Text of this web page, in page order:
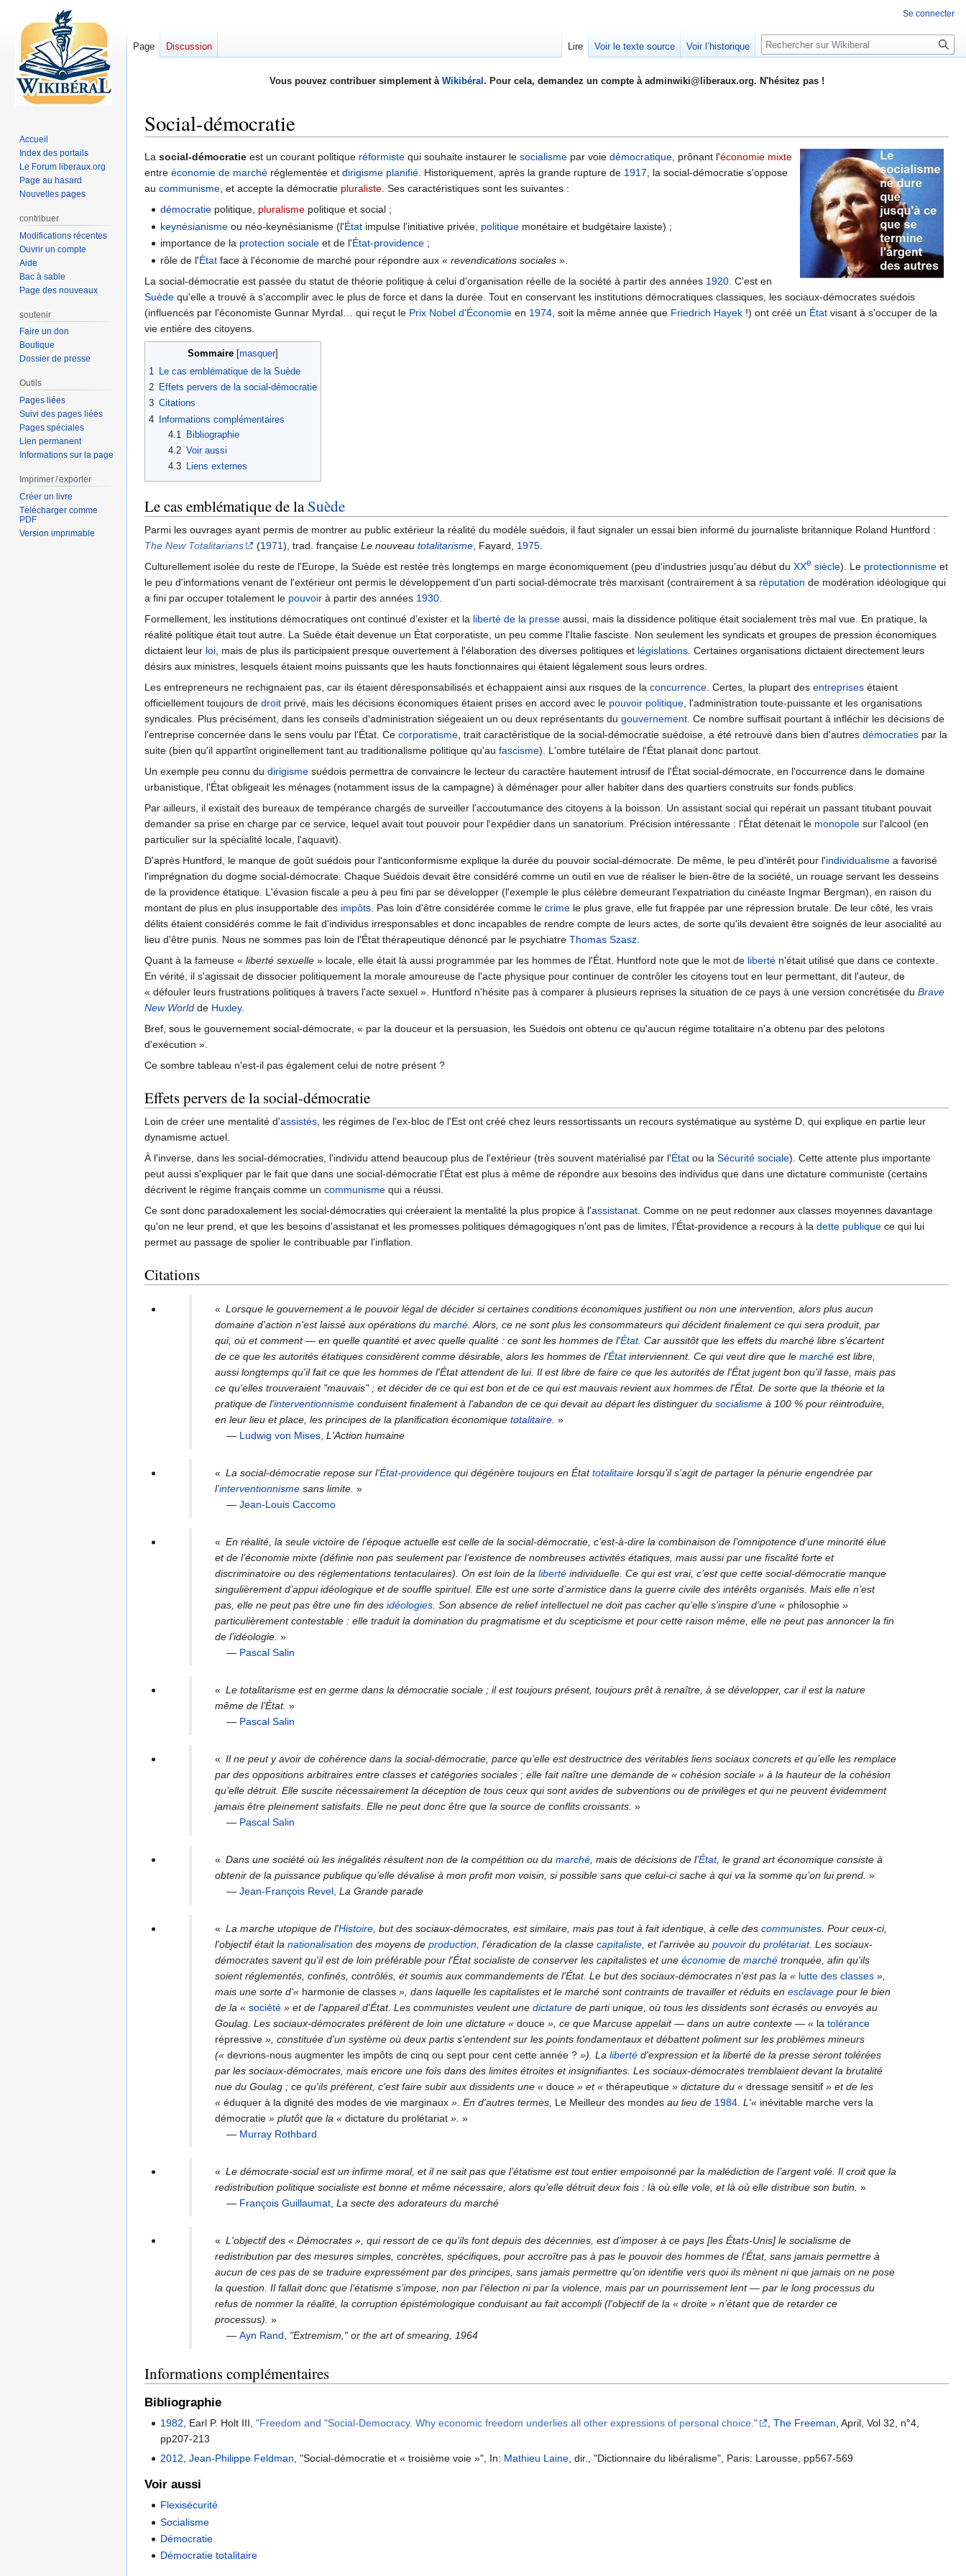
Vous pouvez contribuer simplement à Wikibéral . Pour cela, demandez un compte à adminwiki@liberaux.org. N'hésitez pas !
Social-démocratie
Aller
à
la
navigation
Aller
à
la
recherche
La social-démocratie est un courant politique réformiste qui souhaite instaurer le socialisme par voie démocratique, prônant l'économie mixte
entre économie de marché réglementée et dirigisme planifié. Historiquement, après la grande rupture de 1917, la social-démocratie s'oppose
au communisme, et accepte la démocratie pluraliste. Ses caractéristiques sont les suivantes :
démocratie politique, pluralisme politique et social ;
keynésianisme ou néo-keynésianisme (l'État impulse l'initiative privée, politique monétaire et budgétaire laxiste) ;
importance de la protection sociale et de l'État-providence ;
rôle de l'État face à l'économie de marché pour répondre aux«revendications sociales »
La social-démocratie est passée du statut de théorie politique à celui d'organisation réelle de la société à partir des années 1920 . C'est en
Suède qu'elle a trouvé à s'accomplir avec le plus de force et dans la durée. Tout en conservant les institutions démocratiques classiques, les sociaux-démocrates suédois
(influencés par l'économiste Gunnar Myrdal… qui reçut le Prix Nobel d'Économie en 1974 , soit la même année que Friedrich Hayek !) ont créé un État visant à s'occuper de la
vie entière des citoyens.
Sommaire
1
Le cas emblématique de la Suède
2 Effets pervers de la social-démocratie
3 Citations
4 Informations complémentaires
4.1
Bibliographie
4.2 Voir aussi
4.3
Liens externes
Le cas emblématique de laSuède
Parmi les ouvrages ayant permis de montrer au public extérieur la réalité du modèle suédois, il faut signaler un essai bien informé du journaliste britannique Roland Huntford :
The New Totalitarians
(1971), trad. française Le nouveau totalitarisme , Fayard, 1975
Culturellement isolée du reste de l'Europe, la Suède est restée très longtemps en marge économiquement (peu d'industries jusqu'au début du XXe siècle). Le protectionnisme et
le peu d'informations venant de l'extérieur ont permis le développement d'un parti social-démocrate très marxisant (contrairement à sa réputation de modération idéologique qui
a fini par occuper totalement le pouvoir à partir des années 1930
Formellement, les institutions démocratiques ont continué d'exister et la liberté de la presse aussi, mais la dissidence politique était socialement très mal vue. En pratique, la
réalité politique était tout autre. La Suède était devenue un État corporatiste, un peu comme l'Italie fasciste. Non seulement les syndicats et groupes de pression économiques
dictaient leur loi , mais de plus ils participaient presque ouvertement à l'élaboration des diverses politiques et législations . Certaines organisations dictaient directement leurs
désirs aux ministres, lesquels étaient moins puissants que les hauts fonctionnaires qui étaient légalement sous leurs ordres.
Les entrepreneurs ne rechignaient pas, car ils étaient déresponsabilisés et échappaient ainsi aux risques de la concurrence . Certes, la plupart des entreprises étaient
officiellement toujours de droit privé, mais les décisions économiques étaient prises en accord avec le pouvoir politique , l'administration toute-puissante et les organisations
syndicales. Plus précisément, dans les conseils d'administration siégeaient un ou deux représentants du gouvernement . Ce nombre suffisait pourtant à infléchir les décisions de
l'entreprise concernée dans le sens voulu par l'État. Ce corporatisme , trait caractéristique de la social-démocratie suédoise, a été retrouvé dans bien d'autres démocraties par la
suite (bien qu'il appartînt originellement tant au traditionalisme politique qu'au fascisme). L'ombre tutélaire de l'État planait donc partout.
Un exemple peu connu du dirigisme suédois permettra de convaincre le lecteur du caractère hautement intrusif de l'État social-démocrate, en l'occurrence dans le domaine
urbanistique, l'État obligeait les ménages (notamment issus de la campagne) à déménager pour aller habiter dans des quartiers construits sur fonds publics.
Par ailleurs, il existait des bureaux de tempérance chargés de surveiller l'accoutumance des citoyens à la boisson. Un assistant social qui repérait un passant titubant pouvait
demander sa prise en charge par ce service, lequel avait tout pouvoir pour l'expédier dans un sanatorium. Précision intéressante : l'État détenait le monopole sur l'alcool (en
particulier sur la spécialité locale, l'aquavit).
D'après Huntford, le manque de goût suédois pour l'anticonformisme explique la durée du pouvoir social-démocrate. De même, le peu d'intérêt pour l'individualisme a favorisé
l'imprégnation du dogme social-démocrate. Chaque Suédois devait être considéré comme un outil en vue de réaliser le bien-être de la société, un rouage servant les desseins
de la providence étatique. L'évasion fiscale a peu à peu fini par se développer (l'exemple le plus célèbre demeurant l'expatriation du cinéaste Ingmar Bergman), en raison du
montant de plus en plus insupportable des impôts . Pas loin d'être considérée comme le crime le plus grave, elle fut frappée par une répression brutale. De leur côté, les vrais
délits étaient considérés comme le fait d'individus irresponsables et donc incapables de rendre compte de leurs actes, de sorte qu'ils devaient être soignés de leur asocialité au
lieu d'être punis. Nous ne sommes pas loin de l'État thérapeutique dénoncé par le psychiatre Thomas Szasz
Quant à la fameuse « liberté sexuelle » locale, elle était là aussi programmée par les hommes de l'État. Huntford note que le mot de liberté n'était utilisé que dans ce contexte.
En vérité, il s'agissait de dissocier politiquement la morale amoureuse de l'acte physique pour continuer de contrôler les citoyens tout en leur permettant, dit l'auteur, de
« défouler leurs frustrations politiques à travers l'acte sexuel ». Huntford n'hésite pas à comparer à plusieurs reprises la situation de ce pays à une version concrétisée du Brave
New World de Huxley.
Bref, sous le gouvernement social-démocrate, « par la douceur et la persuasion, les Suédois ont obtenu ce qu'aucun régime totalitaire n'a obtenu par des pelotons
d'exécution ».
Ce sombre tableau n'est-il pas également celui de notre présent ?
Effets pervers de la social-démocratie
Loin de créer une mentalité d'assistés , les régimes de l'ex-bloc de l'Est ont créé chez leurs ressortissants un recours systématique au système D, qui explique en partie leur
dynamisme actuel.
À l'inverse, dans les social-démocraties, l'individu attend beaucoup plus de l'extérieur (très souvent matérialisé par l'État ou la Sécurité sociale). Cette attente plus importante
peut aussi s'expliquer par le fait que dans une social-démocratie l'État est plus à même de répondre aux besoins des individus que dans une dictature communiste (certains
décrivent le régime français comme un communisme qui a réussi.
Ce sont donc paradoxalement les social-démocraties qui créeraient la mentalité la plus propice à l'assistanat . Comme on ne peut redonner aux classes moyennes davantage
qu'on ne leur prend, et que les besoins d'assistanat et les promesses politiques démagogiques n'ont pas de limites, l'État-providence a recours à la dette publique ce qui lui
permet au passage de spolier le contribuable par l'inflation.
Citations
« Lorsque le gouvernement a le pouvoir légal de décider si certaines conditions économiques justifient ou non une intervention, alors plus aucun
domaine d'action n'est laissé aux opérations dumarché . Alors, ce ne sont plus les consommateurs qui décident finalement ce qui sera produit, par
qui, où et comment — en quelle quantité et avec quelle qualité : ce sont les hommes de l'État. Car aussitôt que les effets du marché libre s'écartent
de ce que les autorités étatiques considèrent comme désirable, alors les hommes de l'Étatinterviennent. Ce qui veut dire que lemarché est libre,
aussi longtemps qu'il fait ce que les hommes de l'État attendent de lui. Il est libre de faire ce que les autorités de l'État jugent bon qu'il fasse, mais pas
ce qu'elles trouveraient "mauvais" ; et décider de ce qui est bon et de ce qui est mauvais revient aux hommes de l'État. De sorte que la théorie et la
pratique de l'interventionnisme conduisent finalement à l'abandon de ce qui devait au départ les distinguer dusocialisme à 100 % pour réintroduire,
en leur lieu et place, les principes de la planification économiquetotalitaire »
— Ludwig von Mises ,L'Action humaine
« La social-démocratie repose sur l’État-providence qui dégénère toujours en Étattotalitaire lorsqu’il s’agit de partager la pénurie engendrée par
l’interventionnisme sans limite. »
—Jean-Louis Caccomo
« En réalité, la seule victoire de l’époque actuelle est celle de la social-démocratie, c’est-à-dire la combinaison de l’omnipotence d’une minorité élue
et de l’économie mixte (définie non pas seulement par l’existence de nombreuses activités étatiques, mais aussi par une fiscalité forte et
discriminatoire ou des réglementations tentaculaires). On est loin de laliberté individuelle. Ce qui est vrai, c’est que cette social-démocratie manque
singulièrement d’appui idéologique et de souffle spirituel. Elle est une sorte d’armistice dans la guerre civile des intérêts organisés. Mais elle n’est
pas, elle ne peut pas être une fin desidéologies . Son absence de relief intellectuel ne doit pas cacher qu’elle s’inspire d’une« philosophie »
particulièrement contestable : elle traduit la domination du pragmatisme et du scepticisme et pour cette raison même, elle ne peut pas annoncer la fin
de l’idéologie. »
— Pascal Salin
« Le totalitarisme est en germe dans la démocratie sociale ; il est toujours présent, toujours prêt à renaître, à se développer, car il est la nature
même de l’État. »
— Pascal Salin
« Il ne peut y avoir de cohérence dans la social-démocratie, parce qu’elle est destructrice des véritables liens sociaux concrets et qu’elle les remplace
par des oppositions arbitraires entre classes et catégories sociales ; elle fait naître une demande de « cohésion sociale » à la hauteur de la cohésion
qu’elle détruit. Elle suscite nécessairement la déception de tous ceux qui sont avides de subventions ou de privilèges et qui ne peuvent évidemment
jamais être pleinement satisfaits. Elle ne peut donc être que la source de conflits croissants. »
— Pascal Salin
« Dans une société où les inégalités résultent non de la compétition ou dumarché , mais de décisions de l’État, le grand art économique consiste à
obtenir de la puissance publique qu’elle dévalise à mon profit mon voisin, si possible sans que celui-ci sache à qui va la somme qu’on lui prend. »
—Jean-François Revel ,La Grande parade
« La marche utopique de l'Histoire , but des sociaux-démocrates, est similaire, mais pas tout à fait identique, à celle descommunistes . Pour ceux-ci,
l'objectif était lanationalisation des moyens deproduction , l'éradication de la classecapitaliste , et l'arrivée aupouvoir duprolétariat. Les sociaux-
démocrates savent qu'il est de loin préférable pour l'État socialiste de conserver les capitalistes et uneéconomie demarché tronquée, afin qu'ils
soient réglementés, confinés, contrôlés, et soumis aux commandements de l'État. Le but des sociaux-démocrates n'est pas la« lutte des classes »,
mais une sorte d'« harmonie de classes », dans laquelle les capitalistes et le marché sont contraints de travailler et réduits enesclavage pour le bien
de la«société » et de l'appareil d'État. Les communistes veulent unedictature de parti unique, où tous les dissidents sont écrasés ou envoyés au
Goulag. Les sociaux-démocrates préfèrent de loin une dictature«douce », ce que Marcuse appelait — dans un autre contexte —« latolérance
répressive », constituée d'un système où deux partis s'entendent sur les points fondamentaux et débattent poliment sur les problèmes mineurs
(«devrions-nous augmenter les impôts de cinq ou sept pour cent cette année ? »). Laliberté d'expression et la liberté de la presse seront tolérées
par les sociaux-démocrates, mais encore une fois dans des limites étroites et insignifiantes. Les sociaux-démocrates tremblaient devant la brutalité
nue du Goulag ; ce qu'ils préfèrent, c'est faire subir aux dissidents une«douce » et«thérapeutique » dictature du«dressage sensitif » et de les
«éduquer à la dignité des modes de vie marginaux ». En d'autres termes, Le Meilleur des mondes au lieu de 1984 . L'« inévitable marche vers la
démocratie » plutôt que la«dictature du prolétariat ». »
— Murray Rothbard
« Le démocrate-social est un infirme moral, et il ne sait pas que l’étatisme est tout entier empoisonné par la malédiction de l’argent volé. Il croit que la
redistribution politique socialiste est bonne et même nécessaire, alors qu’elle détruit deux fois : là où elle vole, et là où elle distribue son butin. »
— François Guillaumat ,La secte des adorateurs du marché
« L'objectif des « Démocrates », qui ressort de ce qu’ils font depuis des décennies, est d’imposer à ce pays [les États-Unis] le socialisme de
redistribution par des mesures simples, concrètes, spécifiques, pour accroître pas à pas le pouvoir des hommes de l’État, sans jamais permettre à
aucun de ces pas de se traduire expressément par des principes, sans jamais permettre qu’on identifie vers quoi ils mènent ni que jamais on ne pose
la question. Il fallait donc que l’étatisme s’impose, non par l’élection ni par la violence, mais par un pourrissement lent — par le long processus du
refus de nommer la réalité, la corruption épistémologique conduisant au fait accompli (l'objectif de la « droite » n’étant que de retarder ce
processus). »
—Ayn Rand "Extremism," or the art of smearing, 1964
Informations complémentaires
Bibliographie
1982, Earl P. Holt III,"Freedom and "Social-Democracy. Why economic freedom underlies all other expressions of personal choice." ,The Freeman, April, Vol 32, n°4,
pp207-213
2012 ,Jean-Philippe Feldman , "Social-démocratie et « troisième voie »", In: Mathieu Laine , dir., "Dictionnaire du libéralisme", Paris: Larousse, pp567-569
Voir aussi
Flexisécurité
Socialisme
Démocratie
Démocratie totalitaire
Se connecter
Page Discussion Lire Voir le texte source Voir l’historique Rechercher
Accueil
Index des portails
Le Forum liberaux.org
Page au hasard
Nouvelles pages
contribuer
Modifications récentes
Ouvrir un compte
Aide
Bac à sable
Page des nouveaux
soutenir
Faire un don
Boutique
Dossier de presse
Outils
Pages liées
Suivi des pages liées
Pages spéciales
Lien permanent
Informations sur la page
Imprimer / exporter
Créer un livre
Télécharger comme
PDF
Version imprimable